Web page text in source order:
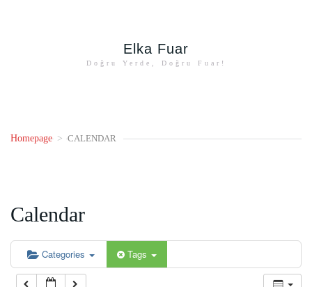
Elka Fuar
Doğru Yerde, Doğru Fuar!
Homepage > CALENDAR
Calendar
Categories Tags